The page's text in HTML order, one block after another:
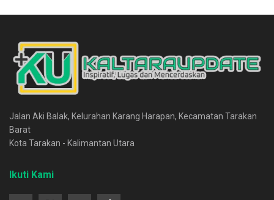
Jalan Aki Balak, Kelurahan Karang Harapan, Kecamatan Tarakan
Barat
Kota Tarakan - Kalimantan Utara
Ikuti Kami